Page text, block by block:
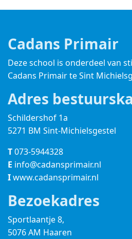
Cadans Primair
Deze school is onderdeel van
Cadans Primairte Sint
Adres
Schildershof 1a
5271 BM Sint-Michielsgestel
T073-5944328
E info@cadansprimair.nl
Iwww.cadansprimair.nl
Bezoekadres
Sportlaantje 8,
5076 AM Haaren